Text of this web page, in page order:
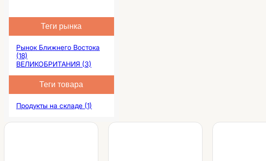
Теги рынка
Рынок Ближнего Востока
(18)
ВЕЛИКОБРИТАНИЯ (3)
Теги товара
Продукты на складе (1)